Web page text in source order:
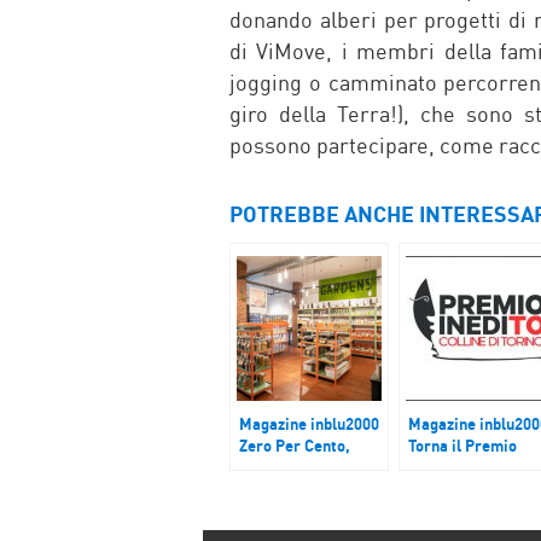
donando alberi per progetti di
di ViMove, i membri della
jogging o camminato
giro della Terra!), che sono
possono partecipare, come
POTREBBE ANCHE
Magazine inblu2000
Zero Per Cento,
Magazine
Torna il Premio